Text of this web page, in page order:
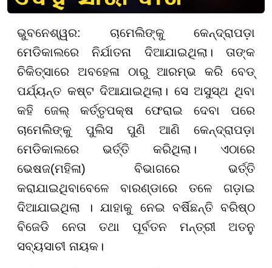
ଭୁବନେଶ୍ୱର: ଚାମେଲିଙ୍କୁ କେନ୍ଦ୍ରାପଡ଼ା
ମେଡିକାଲରେ ନିର୍ଯାତନା ଦିଆଯାଇଥିଲା। ତାଙ୍କ
ଚିକିତ୍ସାରେ ଅବହେଳା ଠାରୁ ଆରମ୍ଭ କରି ବେଡ୍
ପର୍ଯ୍ୟନ୍ତ କଷ୍ଟ ଦିଆଯାଇଥିଲା। ସେ ଅସୁସ୍ଥ ଥିବା
କହି ଜେଲ୍ କର୍ତ୍ତୃପକ୍ଷ ଫେରାଇ ଦେବା ପରେ
ଚାମେଲିଙ୍କୁ ପୁଲିସ ପୁଣି ଆଣି କେନ୍ଦ୍ରାପଡ଼ା
ମେଡିକାଲରେ ଭର୍ତ୍ତି କରିଥିଲା। ଏଠାରେ
ଭେଷଜ(ମହିଳା) ବିଭାଗରେ ଭର୍ତ୍ତି
କରାଯାଇଥିବାବେଳେ ବାରଣ୍ଡାରେ ତଳେ ଗଡ଼ାଇ
ଦିଆଯାଇଥିଲା । ଯାହାକୁ ନେଇ ବର୍ଷିଛନ୍ତି ବରିଷ୍ଠ
ବିଜେଡି ନେତା ତଥା ପୂର୍ବତନ ମନ୍ତ୍ରୀ ଅତନୁ
ସବ୍ୟସାଚୀ ନାୟକ।